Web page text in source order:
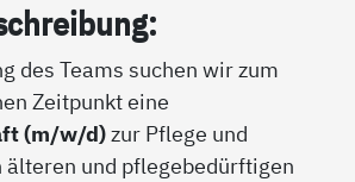
des Teams suchen wir zum
Zeitpunkt eine
(m/w/d)zur Pflege und
älteren und pflegebedürftigen